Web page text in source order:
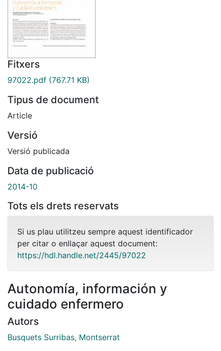
Fitxers
97022.pdf (767.71 KB)
Tipus de document
Article
Versió
Versió publicada
Data de publicació
2014-10
Tots els drets reservats
Si us plau utilitzeu sempre aquest identificador
per citar o enllaçar aquest document:
https://hdl.handle.net/2445/97022
Autonomía, información y
cuidado enfermero
Autors
Busquets Surribas, Montserrat